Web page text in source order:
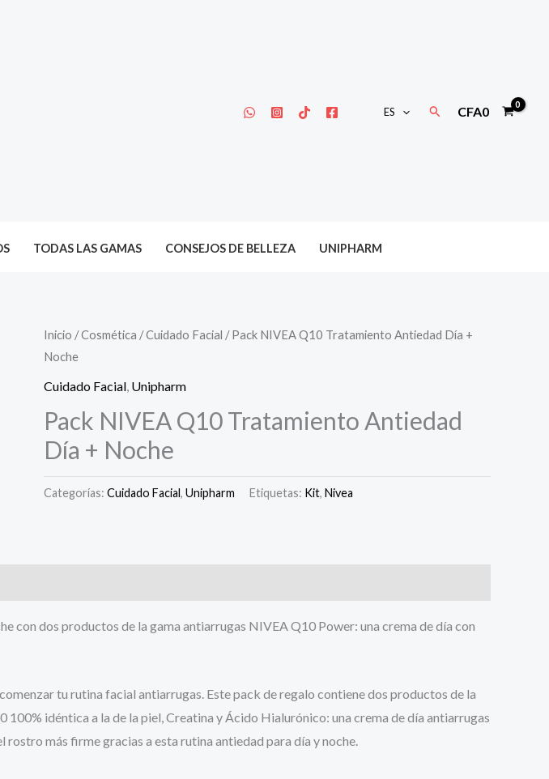
ES BuscarCFA0
TODAS LAS GAMAS CONSEJOS DE BELLEZA UNIPHARM
Inicio /Cosmética /Cuidado Facial / Pack NIVEA Q10 Tratamiento Antiedad Día +
Noche
Cuidado Facial Unipharm
Pack NIVEA Q10 Tratamiento Antiedad
Día + Noche
Categorías: Cuidado Facial, Unipharm Etiquetas: Kit, Nivea
con dos productos de la gama antiarrugas NIVEAQ10 Power: una crema de día con
menzar tu rutina facial antiarrugas. Este pack de regalo contiene dos productos de la
idéntica a la de la piel, Creatina y Ácido Hialurónico: una crema de día antiarrugas
más firme gracias a esta rutina antiedad para día y noche.